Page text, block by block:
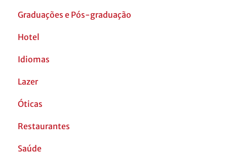
Graduações e Pós-graduação
Hotel
Idiomas
Lazer
Óticas
Restaurantes
Saúde